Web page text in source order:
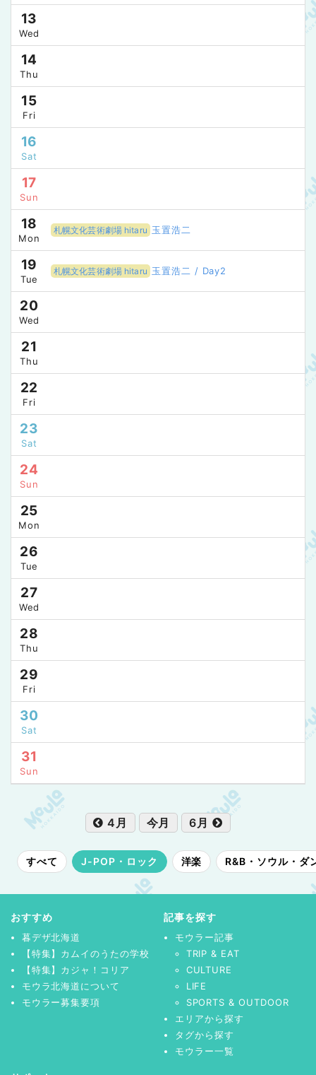
13
Wed
14
Thu
15
Fri
16
Sat
17
Sun
18
Mon
札幌文化芸術劇場 hitaru 玉置浩二
19
Tue
札幌文化芸術劇場 hitaru 玉置浩二 / Day2
20
Wed
21
Thu
22
Fri
23
Sat
24
Sun
25
Mon
26
Tue
27
Wed
28
Thu
29
Fri
30
Sat
31
Sun
4月 今月 6月
すべて J-POP・ロック 洋楽 R&B・ソウル・ダ
おすすめ
暮デザ北海道
【特集】カムイのうたの学校
【特集】カジャ！コリア
モウラ北海道について
モウラー募集要項
記事を探す
モウラー記事
TRIP & EAT
CULTURE
LIFE
SPORTS & OUTDOOR
エリアから探す
タグから探す
モウラー一覧